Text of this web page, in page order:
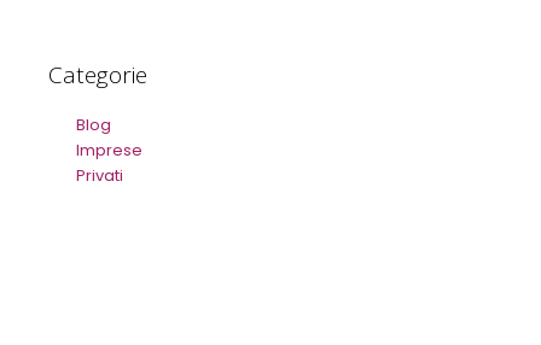
Categorie
Blog
Imprese
Privati